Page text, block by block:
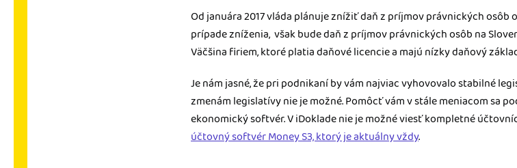
Od januára 2017 vláda plánuje znížiť daň z príjmov právnických osôb o
prípade zníženia, však bude daň z príjmov právnických osôb na
Väčšina firiem, ktoré platia daňové licencie a majú nízky daňový
Je nám jasné, že pri podnikaní by vám najviac vyhovovalo stabilné
zmenám legislatívy nie je možné. Pomôcť vám v stále meniacom sa
ekonomický softvér. V iDoklade nie je možné viesť kompletné
účtovný softvér Money S3, ktorý je aktuálny vždy.